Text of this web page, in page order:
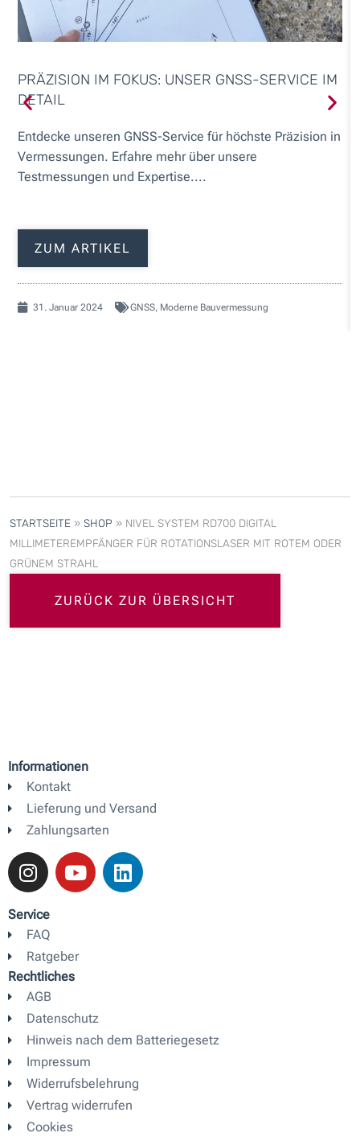
PRÄZISION IM FOKUS: UNSER GNSS-SERVICE IM
DETAIL
Entdecke unseren GNSS-Service für höchste Präzision in
Vermessungen. Erfahre mehr über unsere
Testmessungen und Expertise....
ZUM ARTIKEL
31. Januar 2024 GNSS, Moderne Bauvermessung
STARTSEITE » SHOP » NIVEL SYSTEM RD700 DIGITAL
MILLIMETEREMPFÄNGER FÜR ROTATIONSLASER MIT ROTEM ODER
GRÜNEM STRAHL
ZURÜCK ZUR ÜBERSICHT
Informationen
Kontakt
Lieferung und Versand
Zahlungsarten
I
n
s
t
a
g
r
a
m
Y
o
u
b
e
L
i
n
Service
FAQ
Ratgeber
Rechtliches
AGB
Datenschutz
Hinweis nach dem Batteriegesetz
Impressum
Widerrufsbelehrung
Vertrag widerrufen
Cookies